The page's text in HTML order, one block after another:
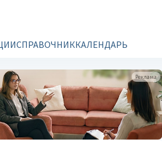
СПРАВОЧНИККАЛЕНДАРЬ
Реклама